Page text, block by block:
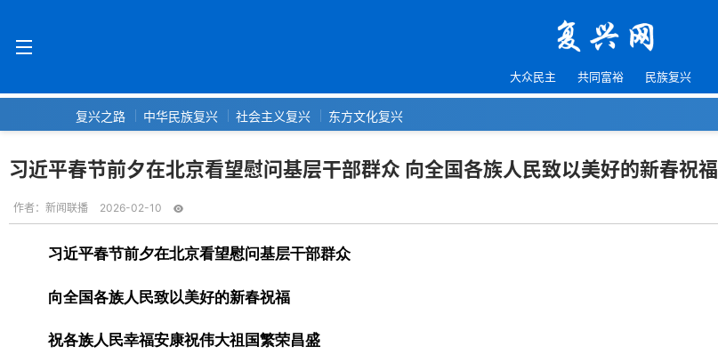
大众民主 共同富裕 民族复兴
复兴之路 中华民族复兴 社会主义复兴 东方文化复兴
习近平春节前夕在北京看望慰问基层干部群众 向全国各族人民致以美好的新春祝福
作者： 新闻联播 2026-02-10
习近平春节前夕在北京看望慰问基层干部群众
向全国各族人民致以美好的新春祝福
祝各族人民幸福安康祝伟大祖国繁荣昌盛